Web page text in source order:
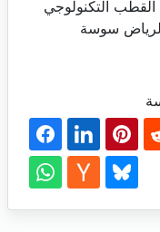
التكنولوجي
سوسة